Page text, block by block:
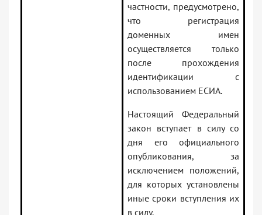
частности, предусмотрено,
что регистрация
доменных имен
осуществляется только
после прохождения
идентификации с
использованием ЕСИА.
Настоящий Федеральный
закон вступает в силу со
дня его официального
опубликования, за
исключением положений,
для которых установлены
иные сроки вступления их
в силу.